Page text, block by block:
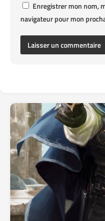
Enregistrer mon nom,
navigateur pour mon